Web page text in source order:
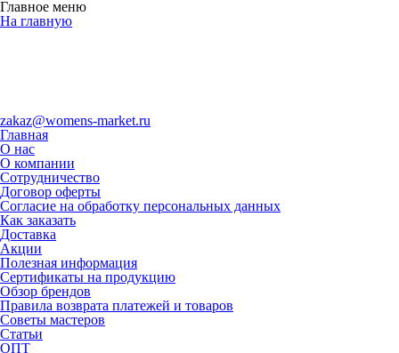
Главное меню
На главную
zakaz@womens-market.ru
Главная
О нас
О компании
Сотрудничество
Договор оферты
Согласие на обработку персональных данных
Как заказать
Доставка
Акции
Полезная информация
Сертификаты на продукцию
Обзор брендов
Правила возврата платежей и товаров
Советы мастеров
Статьи
ОПТ